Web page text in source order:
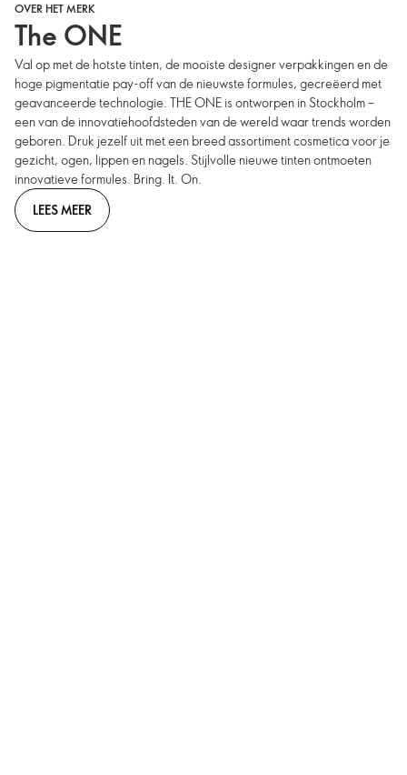
OVER HET MERK
The ONE
Val op met de hotste tinten, de mooiste designer verpakkingen en de
hoge pigmentatie pay-off van de nieuwste formules, gecreëerd met
geavanceerde technologie. THE ONE is ontworpen in Stockholm –
een van de innovatiehoofdsteden van de wereld waar trends worden
geboren. Druk jezelf uit met een breed assortiment cosmetica voor je
gezicht, ogen, lippen en nagels. Stijlvolle nieuwe tinten ontmoeten
innovatieve formules. Bring. It. On.
LEES MEER